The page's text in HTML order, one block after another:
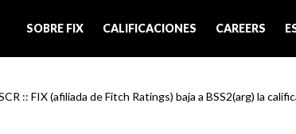
SOBRE FIX CALIFICACIONES CAREERS
:: FIX (afiliada de Fitch Ratings) baja a BSS2(arg) la